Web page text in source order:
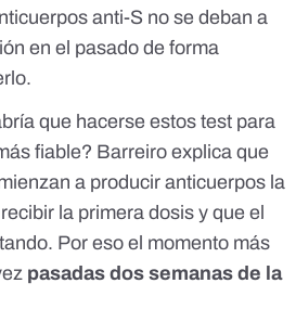
anti-S no se deban a
en el pasado de forma
que hacerse estos test para
fiable? Barreiro explica que
a producir anticuerpos la
la primera dosis y que el
Por eso el momento más
pasadas dos semanas de la